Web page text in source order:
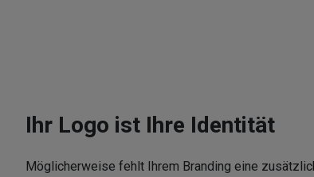
Ihr Logo ist Ihre Identität
Möglicherweise fehlt Ihrem Branding eine